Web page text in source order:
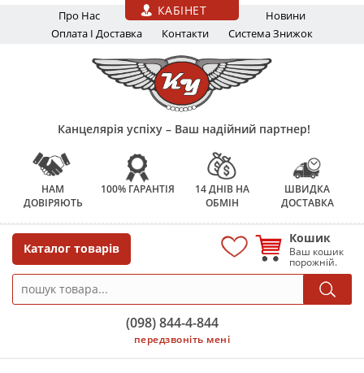
Перейти до основного вмісту
Про Нас
Новини
Оплата І Доставка
Контакти Система Знижок
КАБІНЕТ
Канцелярія успіху – Ваш надійний партнер!
НАМ
ДОВІРЯЮТЬ
100% ГАРАНТІЯ
14 ДНІВ НА
ОБМІН
ШВИДКА
ДОСТАВКА
Каталог товарів
(098) 844-4-844
передзвоніть мені
Кошик
Ваш кошик
порожній.